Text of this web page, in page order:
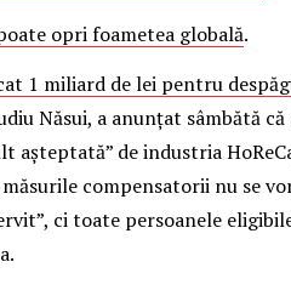
opri foametea globală.
1 miliard de lei pentru
Năsui, a anunțat sâmbătă
așteptată” de industria
compensatorii nu se
ci toate persoanele